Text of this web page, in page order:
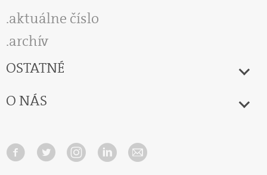
aktuálne číslo
archív
OSTATNÉ
O NÁS